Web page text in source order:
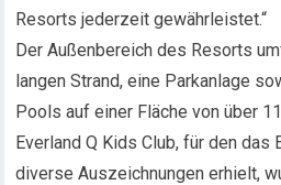
Resorts jederzeit gewährleistet.“
Der Außenbereich des Resorts
langen Strand, eine Parkanlage
Pools auf einer Fläche von über
Everland Q Kids Club, für den das
diverse Auszeichnungen erhielt,